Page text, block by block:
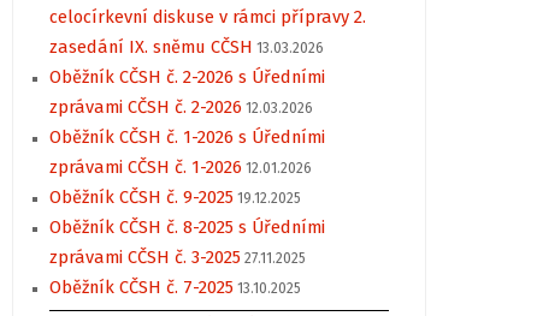
celocírkevní diskuse v rámci přípravy 2.
zasedání IX. sněmu CČSH 13.03.2026
Oběžník CČSH č. 2-2026 s Úředními
zprávami CČSH č. 2-2026 12.03.2026
Oběžník CČSH č. 1-2026 s Úředními
zprávami CČSH č. 1-2026 12.01.2026
Oběžník CČSH č. 9-2025 19.12.2025
Oběžník CČSH č. 8-2025 s Úředními
zprávami CČSH č. 3-2025 27.11.2025
Oběžník CČSH č. 7-2025 13.10.2025